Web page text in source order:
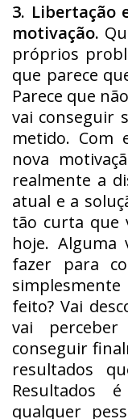
3. Libertação
motivação.
próprios
que parece
Parece que
vai conseguir
metido. Com
nova
realmente a
atual e a
tão curta que
hoje.
fazer para
feito? Vai
vai
conseguir
resultados
Resultados
qualquer